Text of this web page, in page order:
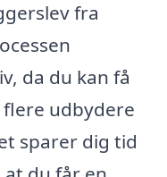
fra
da du kan få
udbydere
sparer dig tid